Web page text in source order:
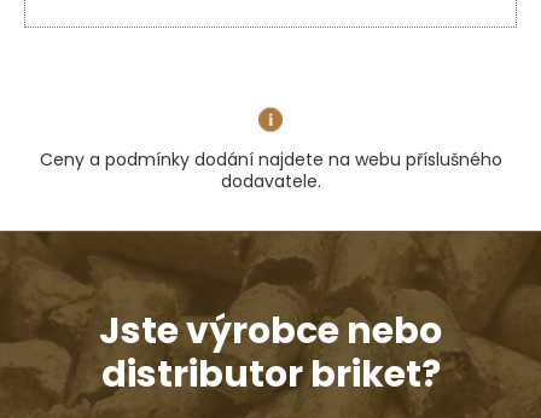
Ceny a podmínky dodání najdete na webu příslušného
dodavatele.
Jste výrobce nebo
distributor briket?